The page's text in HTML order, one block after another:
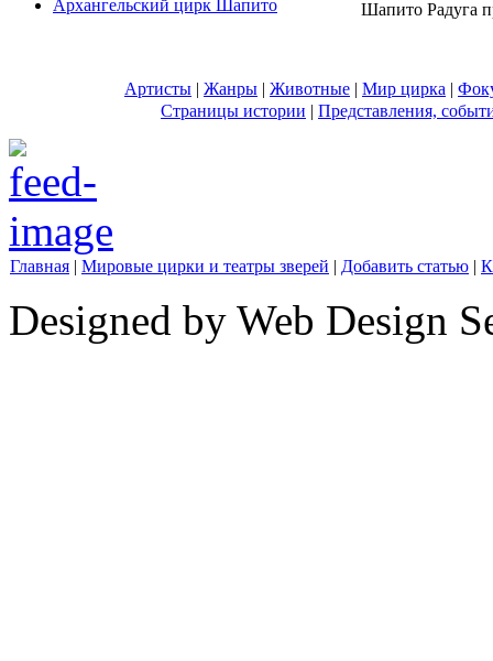
Архангельский цирк Шапито Шапито Радуга
Артисты | Жанры | Животные | Мир цирка |
Страницы истории | Представления,
Главная | Мировые цирки и театры зверей | Добавить статью |
Designed by Web Design